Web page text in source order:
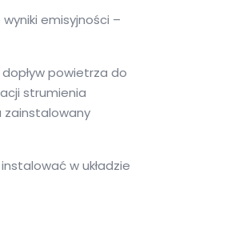
emisyjności –
powietrza do
strumienia
zainstalowany
w układzie